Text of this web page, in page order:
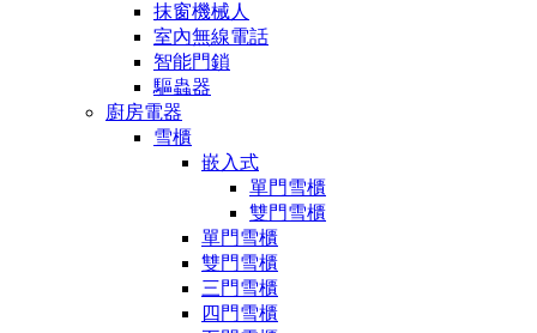
抹窗機械人
室內無線電話
智能門鎖
驅蟲器
廚房電器
雪櫃
嵌入式
單門雪櫃
雙門雪櫃
單門雪櫃
雙門雪櫃
三門雪櫃
四門雪櫃